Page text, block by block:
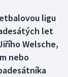
ligu
let
Welsche,
nebo